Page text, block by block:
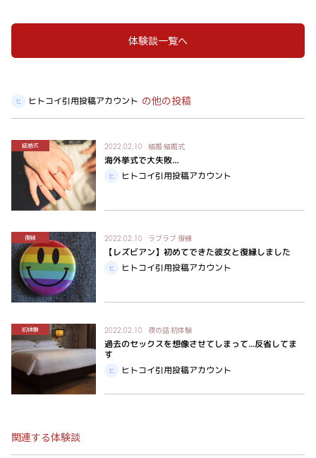
体験談一覧へ
ヒトコイ引用投稿アカウント の他の投稿
結婚式 2022.02.10 結婚結婚式
海外挙式で大失敗...
ヒトコイ引用投稿アカウント
復縁 2022.02.10 ラブラブ復縁
【レズビアン】初めてできた彼女と復縁しました
ヒトコイ引用投稿アカウント
初体験 2022.02.10 夜の話初体験
過去のセックスを想像させてしまって...反省してま
す
ヒトコイ引用投稿アカウント
関連する体験談